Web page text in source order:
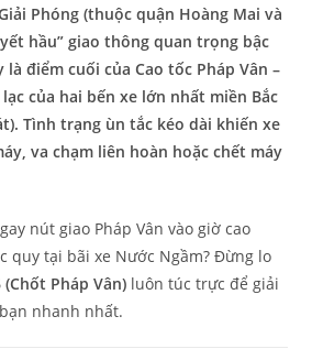
Phóng (thuộc quận Hoàng Mai và
hầu” giao thông quan trọng bậc
điểm cuối của Cao tốc Pháp Vân –
của hai bến xe lớn nhất miền Bắc
Tình trạng ùn tắc kéo dài khiến xe
va chạm liên hoàn hoặc chết máy
nút giao Pháp Vân vào giờ cao
quy tại bãi xe Nước Ngầm? Đừng lo
Pháp Vân) luôn túc trực để giải
nhanh nhất.